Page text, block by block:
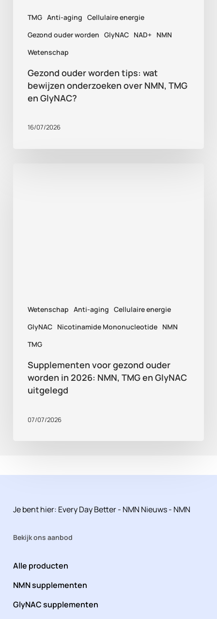
TMG Anti-aging Cellulaire energie
Gezond ouder worden GlyNAC NAD+ NMN
Wetenschap
TMG
GlyNAC?
Gezond ouder worden tips: wat
bewijzen onderzoeken over NMN, TMG
en GlyNAC?
16/07/2026
Wetenschap Anti-aging Cellulaire energie
GlyNAC Nicotinamide Mononucleotide NMN
TMG
GlyNAC
uitgelegd
Supplementen voor gezond ouder
worden in 2026: NMN, TMG en GlyNAC
uitgelegd
07/07/2026
Je bent hier: Every Day Better- NMN Nieuws- NMN
Bekijk ons aanbod
Alle producten
NMN supplementen
GlyNAC supplementen